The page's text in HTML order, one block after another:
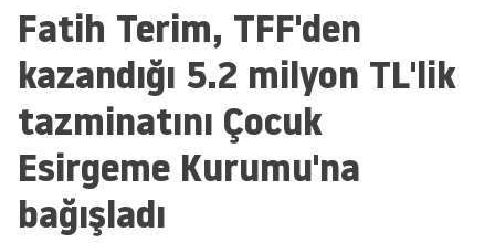
Amasya
Ankara
Antalya
Fatih Terim, TFF'den
kazandığı 5.2 milyon TL'lik
tazminatını Çocuk
Esirgeme Kurumu'na
bağışladı